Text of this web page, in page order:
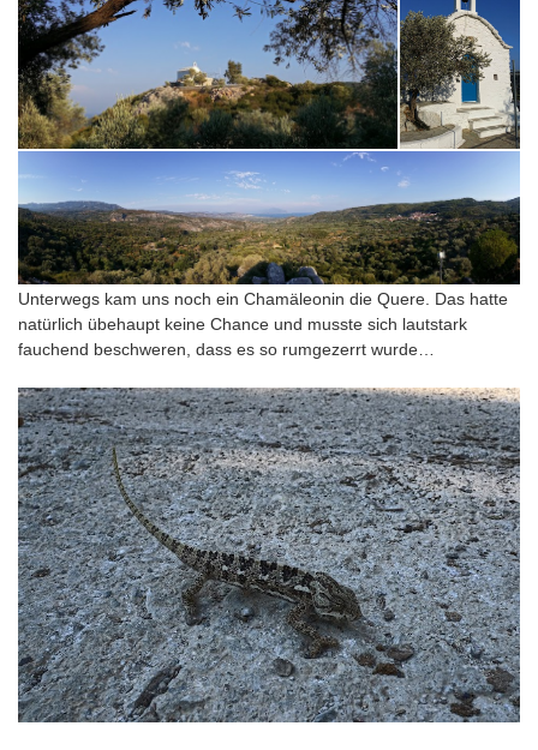
Unterwegs kam uns noch ein Chamäleonin die Quere. Das hatte
natürlich übehaupt keine Chance und musste sich lautstark
fauchend beschweren, dass es so rumgezerrt wurde…